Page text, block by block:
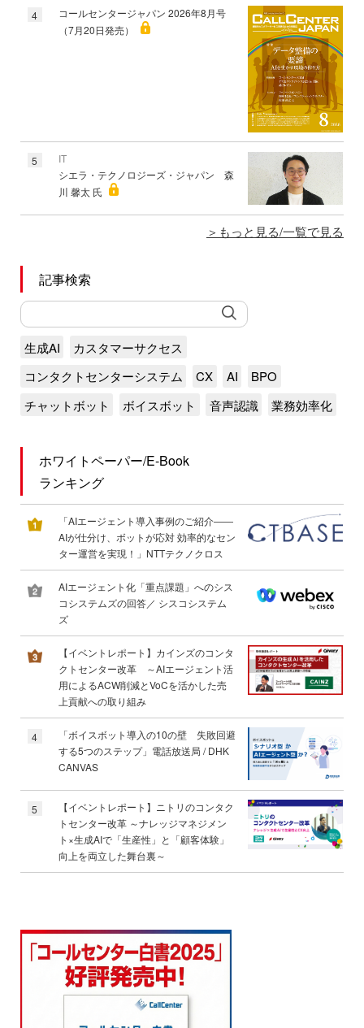
4
コールセンタージャパン 2026年8月号
（7月20日発売）
5
IT
シエラ・テクノロジーズ・ジャパン 森
川 馨太 氏
もっと見る/一覧で見る
記事検索
生成AI
カスタマーサクセス
コンタクトセンターシステム
CX AI
BPO
チャットボット
ボイスボット 音声認識 業務効率化
ホワイトペーパー/E-Book
ランキング
「AIエージェント導入事例のご紹介――
AIが仕分け、ボットが応対 効率的なセン
ター運営を実現！」NTTテクノクロス
AIエージェント化「重点課題」へのシス
コシステムズの回答／ シスコシステム
ズ
【イベントレポート】カインズのコンタ
クトセンター改革 ～AIエージェント活
用によるACW削減とVoCを活かした売
上貢献への取り組み
4
「ボイスボット導入の10の壁 失敗回避
する5つのステップ」電話放送局 / DHK
CANVAS
5
【イベントレポート】ニトリのコンタク
トセンター改革 ～ナレッジマネジメン
ト×生成AIで「生産性」と「顧客体験」
向上を両立した舞台裏～